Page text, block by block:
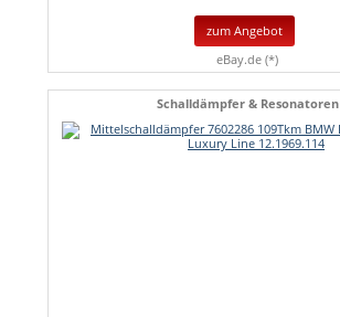
zum Angebot
eBay.de (*)
Schalldämpfer & Resonatoren